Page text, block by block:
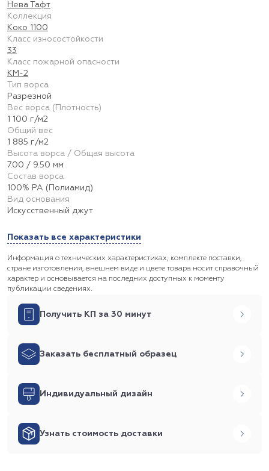
Нева Тафт
Коллекция
Коко 1100
Класс износостойкости
33
Класс пожарной опасности
КМ-2
Тип ворса
Разрезной
Вес ворса (Плотность)
1 100 г/м2
Общий вес
1 885 г/м2
Высота ворса / Общая высота
7.00 / 9.50 мм
Состав ворса
100% PA (Полиамид)
Вид основания
Искусственный джут
Показать все характеристики
Информация о технических характеристиках, комплекте поставки,
стране изготовления, внешнем виде и цвете товара носит справочный
характер и основывается на последних доступных к моменту
публикации сведениях.
Получить КП за 30 минут
Заказать бесплатный образец
Индивидуальный дизайн
Узнать стоимость доставки